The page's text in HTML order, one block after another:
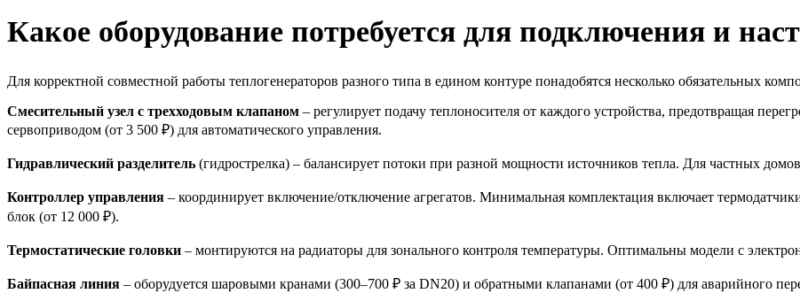
Какое оборудование потребуется для подключения и
Для корректной совместной работы теплогенераторов разного типа в едином контуре понадобятся несколько обязательных
Смесительный узел с трехходовым клапаном – регулирует подачу теплоносителя от каждого устройства, предотвращая
сервоприводом (от 3 500 ₽) для автоматического управления.
Гидравлический разделитель (гидрострелка) – балансирует потоки при разной мощности источников тепла. Для частных
Контроллер управления – координирует включение/отключение агрегатов. Минимальная комплектация включает
блок (от 12 000 ₽).
Термостатические головки – монтируются на радиаторы для зонального контроля температуры. Оптимальны модели с
Байпасная линия – оборудуется шаровыми кранами (300–700 ₽ за DN20) и обратными клапанами (от 400 ₽) для аварийного